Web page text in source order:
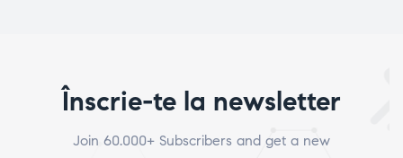
Înscrie-te la newsletter
Join 60.000+ Subscribers and get a new